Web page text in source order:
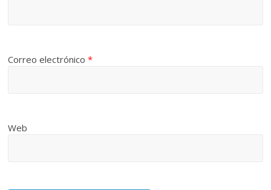
Correo electrónico*
Web